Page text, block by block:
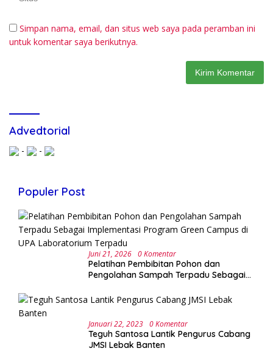
Simpan nama, email, dan situs web saya pada peramban ini
untuk komentar saya berikutnya.
Advedtorial
- -
Populer Post
Juni 21, 2026 0 Komentar
Pelatihan Pembibitan Pohon dan
Pengolahan Sampah Terpadu Sebagai
UPA Laboratorium Terpadu
Januari 22, 2023 0 Komentar
Teguh Santosa Lantik Pengurus Cabang
JMSI Lebak Banten